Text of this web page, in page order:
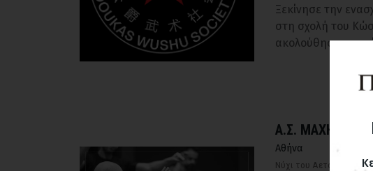
Ξεκίνησε την
στη σχολή του
ακολούθησε τον
Α.Σ. ΜΑΧΗΤΙΚΗ
Αθήνα
Νύχι του Αετού Πα